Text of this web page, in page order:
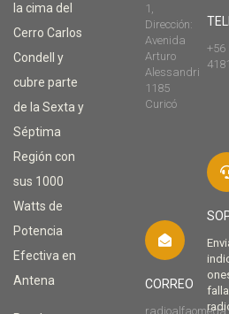
la cima del
Cerro Carlos
Condell y
cubre parte
de la Sexta y
Séptima
Región con
sus 1000
Watts de
Potencia
Efectiva en
Antena
1,
Dirección:
Avenida
Arturo
Alessandri
1185
Curicó
+56
CORREO